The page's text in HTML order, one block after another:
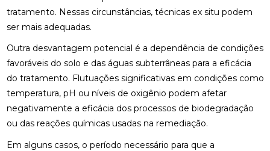
tratamento. Nessas circunstâncias, técnicas ex situ podem
ser mais adequadas.
Outra desvantagem potencial é a dependência de condições
favoráveis do solo e das águas subterrâneas para a eficácia
do tratamento. Flutuações significativas em condições como
temperatura, pH ou níveis de oxigênio podem afetar
negativamente a eficácia dos processos de biodegradação
ou das reações químicas usadas na remediação.
Em alguns casos, o período necessário para que a